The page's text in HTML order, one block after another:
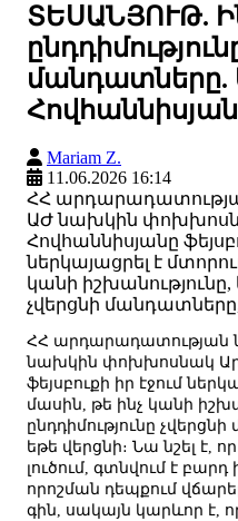
ՏԵՍԱՆՅՈՒԹ.
մանդատները.
Հովհաննիսյան
Mariam Z.
11.06.2026 16:14
ՀՀ
ԱԺ նախկին
Հովհաննիսյանը
ներկայացրել է
կանի իշխանությունը,
չվերցնի
ՀՀ
նախկին փոխխոսնակ
ֆեյսբուքի իր էջում
մասին, թե ինչ կանի
ընդդիմությունը
եթե վերցնի։ Նա նշել է,
լուծում, գտնվում է
որոշման դեպքում
գին, սակայն կարևոր է,